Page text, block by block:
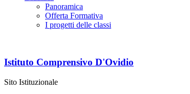
Panoramica
Offerta Formativa
I progetti delle classi
Istituto Comprensivo D'Ovidio
Sito Istituzionale